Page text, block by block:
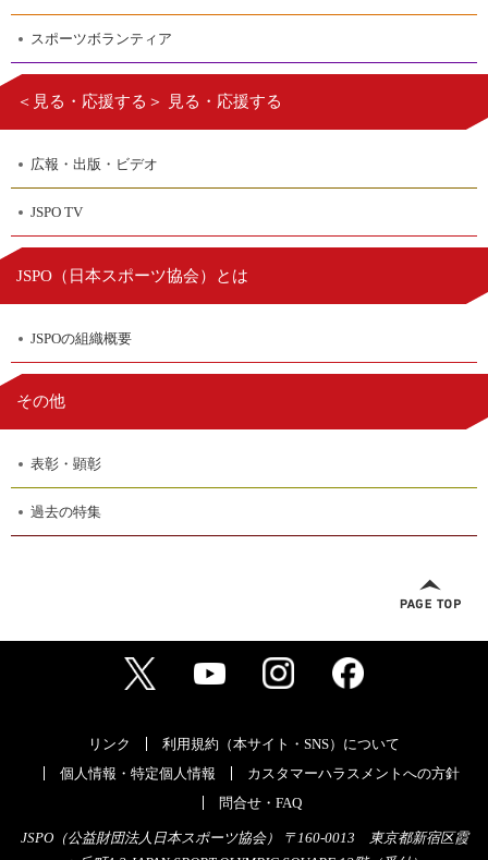
スポーツボランティア
＜見る・応援する＞ 見る・応援する
広報・出版・ビデオ
JSPO TV
JSPO（ 日本スポーツ協会）とは
JSPOの組織概要
その他
表彰・顕彰
過去の特集
リンク
利用規約（本サイト・SNS）について
個人情報・特定個人情報
カスタマーハラスメントへの方針
問合せ・FAQ
JSPO（公益財団法人日本スポーツ協会） 〒160-0013 東京都新宿区霞